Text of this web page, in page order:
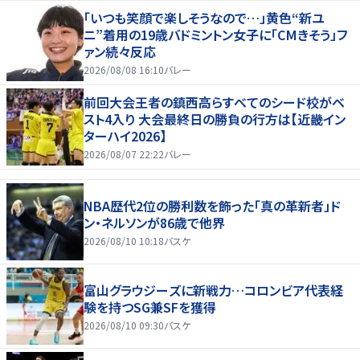
「いつも笑顔で楽しそうなので…」黄色“新ユ
ニ”着用の19歳バドミントン女子に「CMきそう」フ
ァン続々反応
2026/08/08 16:10バレー
前回大会王者の鎮西高らすべてのシード校がベ
スト4入り 大会最終日の勝負の行方は【近畿イン
ターハイ2026】
2026/08/07 22:22バレー
NBA歴代2位の勝利数を飾った「真の革新者」ド
ン・ネルソンが86歳で他界
2026/08/10 10:18バスケ
富山グラウジーズに新戦力…コロンビア代表経
験を持つSG兼SFを獲得
2026/08/10 09:30バスケ